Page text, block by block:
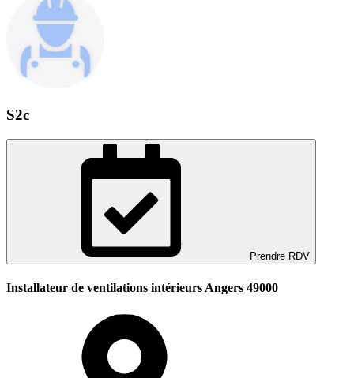
S2c
Prendre RDV
Installateur de ventilations intérieurs Angers 49000